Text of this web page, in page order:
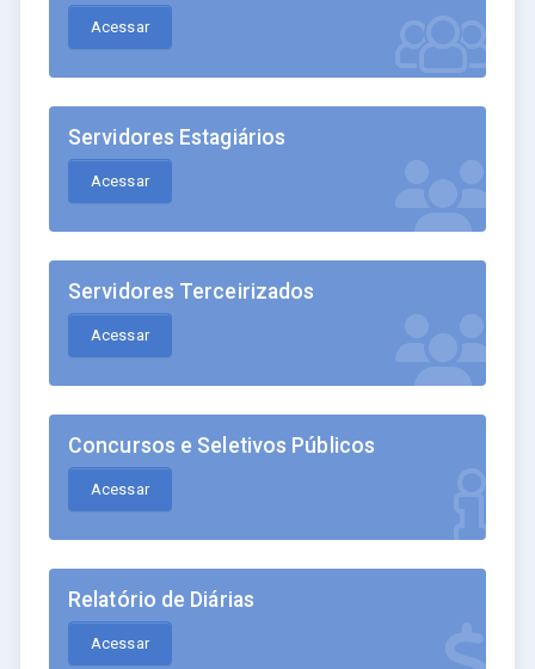
Acessar
Servidores Estagiários
Acessar
Servidores Terceirizados
Acessar
Concursos e Seletivos Públicos
Acessar
Relatório de Diárias
Acessar